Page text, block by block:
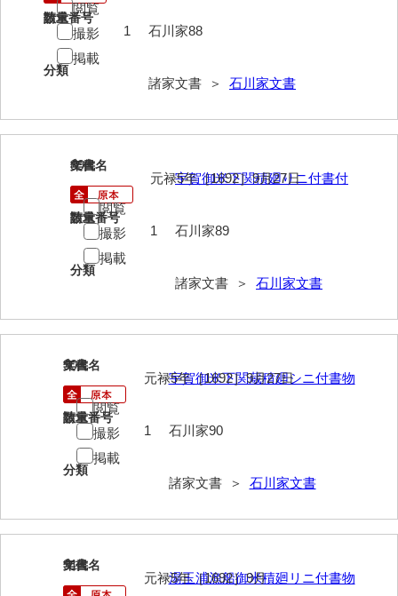
小田家文書（山口市下小鯖）
小野家文書
鹿島家文書
梶山家文書
鍛冶利吉文書
片岡トミ子自作農地木札
堅田家文書（一般郷土伝来）
堅田家文書（山口市２）
片山家文書（阿東町）
片山家文書（下関市豊浦）
片山家文書（美和町）
桂家文書（防府市）
桂家文書（宇部市1）
請求番号
石川家88
分類
諸家文書 ＞ 石川家文書
数量
1
閲覧
撮影
掲載
89
文書名
宇賀御米下関積廻りニ付書付
請求番号
石川家89
分類
諸家文書 ＞ 石川家文書
年代
元禄5年［1692］9月27日
数量
1
閲覧
撮影
掲載
90
文書名
宇賀御米下関蔵積廻シニ付書物
請求番号
石川家90
分類
諸家文書 ＞ 石川家文書
年代
元禄5年［1692］9月27日
数量
1
閲覧
撮影
掲載
91
文書名
湯玉浦漁船御米積廻リニ付書物
年代
元禄5年［1692］9月